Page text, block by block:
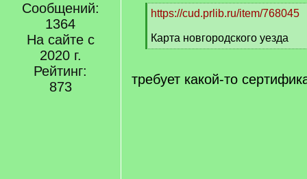
Сообщений:
1364
На сайте с
2020 г.
Рейтинг:
873
[
]
https://cud.prlib.ru/item/768045
Карта новгородского уезда
[
q
]
требует какой-то